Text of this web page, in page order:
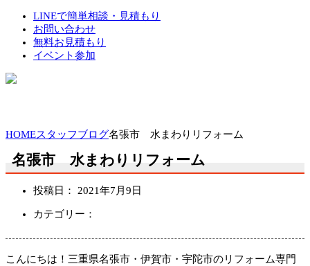
LINEで簡単相談・見積もり
お問い合わせ
無料お見積もり
イベント参加
HOMEスタッフブログ名張市 水まわりリフォーム
名張市 水まわりリフォーム
投稿日： 2021年7月9日
カテゴリー：
こんにちは！三重県名張市・伊賀市・宇陀市のリフォーム専門